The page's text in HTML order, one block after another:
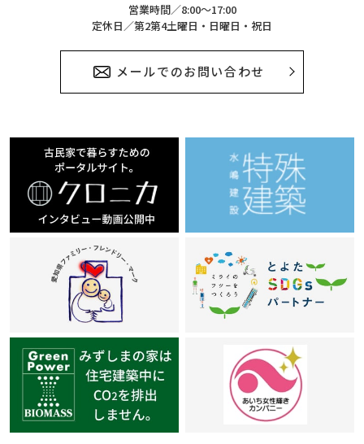
営業時間／8:00～17:00
定休日／第2第4土曜日・日曜日・祝日
メールでのお問い合わせ